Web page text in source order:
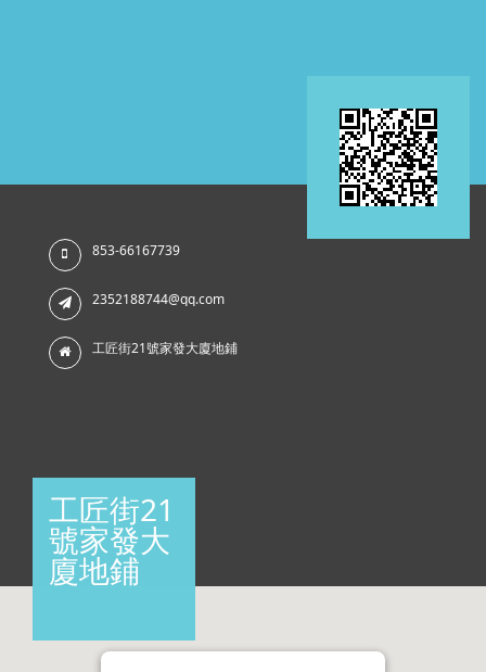
853-66167739
2352188744@qq.com
工匠街21號家發大廈地鋪
工匠街21
號家發大
廈地鋪